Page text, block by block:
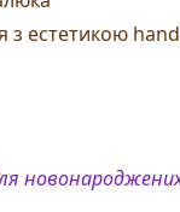
з естетикою